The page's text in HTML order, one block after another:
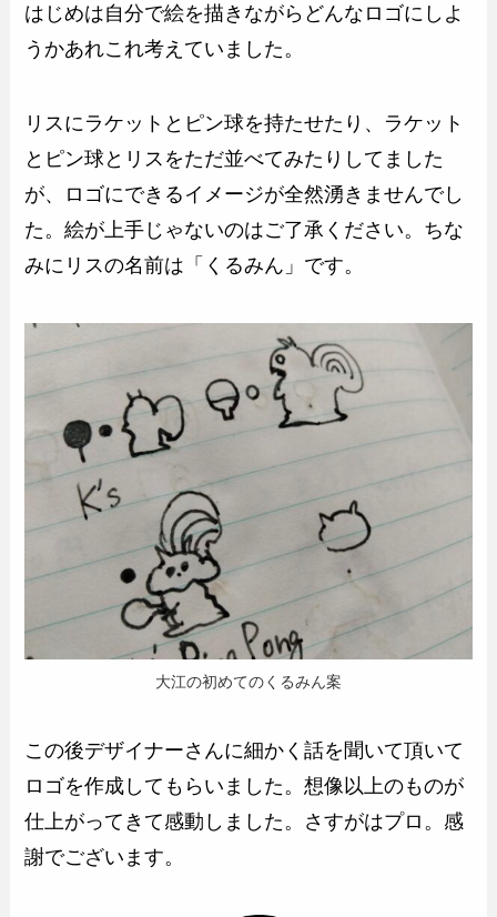
はじめは自分で絵を描きながらどんなロゴにしよ
うかあれこれ考えていました。
リスにラケットとピン球を持たせたり、ラケット
とピン球とリスをただ並べてみたりしてました
が、ロゴにできるイメージが全然湧きませんでし
た。絵が上手じゃないのはご了承ください。ちな
みにリスの名前は「くるみん」です。
大江の初めてのくるみん案
この後デザイナーさんに細かく話を聞いて頂いて
ロゴを作成してもらいました。想像以上のものが
仕上がってきて感動しました。さすがはプロ。感
謝でございます。